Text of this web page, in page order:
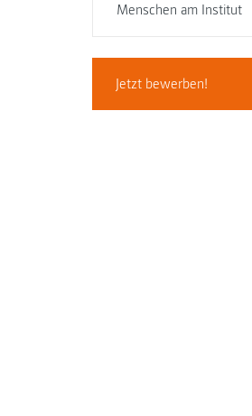
Menschen am Institut
Jetzt bewerben!